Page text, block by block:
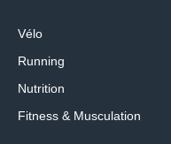
Vélo
Running
Nutrition
Fitness & Musculation